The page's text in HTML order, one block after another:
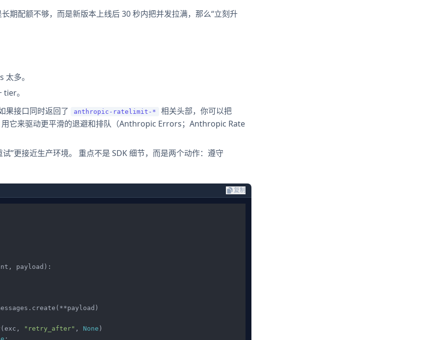
期配额不够，而是新版本上线后 30 秒内把并发拉满，那么“立刻升
多。
。
果接口同时返回了
anthropic-ratelimit-*
相关头部，你可以把
它来驱动更平滑的退避和排队（Anthropic Errors；Anthropic Rate
”更接近生产环境。 重点不是 SDK 细节，而是两个动作：遵守
复制
payload ):
(exc, "retry_after" , None )
: